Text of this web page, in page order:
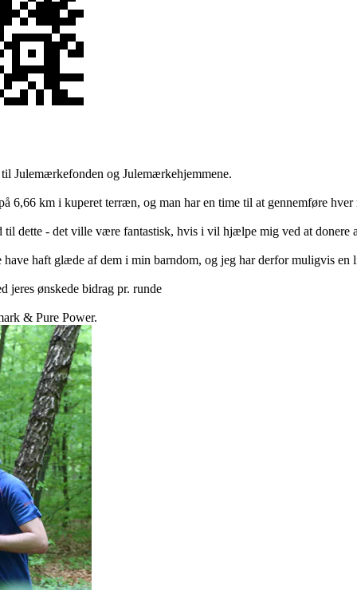
Julemærkefonden og Julemærkehjemmene.
6,66 km i kuperet terræn, og man har en time til at gennemføre
dette - det ville være fantastisk, hvis i vil hjælpe mig ved at donere
haft glæde af dem i min barndom, og jeg har derfor muligvis en
jeres ønskede bidrag pr. runde
& Pure Power.